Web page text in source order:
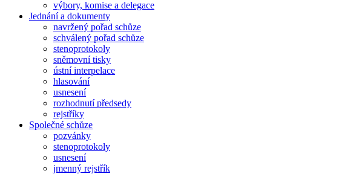
výbory, komise a delegace
Jednání a dokumenty
navržený pořad schůze
schválený pořad schůze
stenoprotokoly
sněmovní tisky
ústní interpelace
hlasování
usnesení
rozhodnutí předsedy
rejstříky
Společné schůze
pozvánky
stenoprotokoly
usnesení
jmenný rejstřík